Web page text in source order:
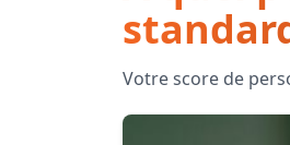
Votre score de